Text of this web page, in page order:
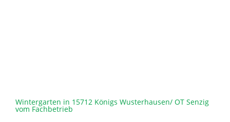
Wintergarten in 15712 Königs Wusterhausen/ OT Senzig
vom Fachbetrieb